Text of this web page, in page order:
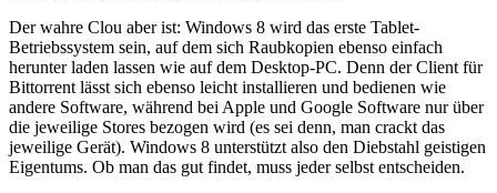
Der wahre Clou aber ist: Windows 8 wird das erste Tablet-
Betriebssystem sein, auf dem sich Raubkopien ebenso einfach
herunter laden lassen wie auf dem Desktop-PC. Denn der Client für
Bittorrent lässt sich ebenso leicht installieren und bedienen wie
andere Software, während bei Apple und Google Software nur über
die jeweilige Stores bezogen wird (es sei denn, man crackt das
jeweilige Gerät). Windows 8 unterstützt also den Diebstahl geistigen
Eigentums. Ob man das gut findet, muss jeder selbst entscheiden.